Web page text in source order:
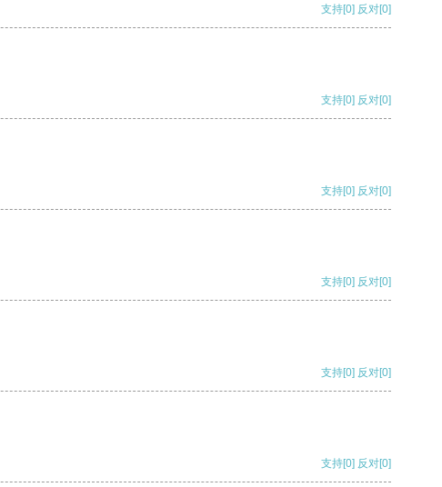
支持[0] 反对[0]
支持[0] 反对[0]
支持[0] 反对[0]
支持[0] 反对[0]
支持[0] 反对[0]
支持[0] 反对[0]